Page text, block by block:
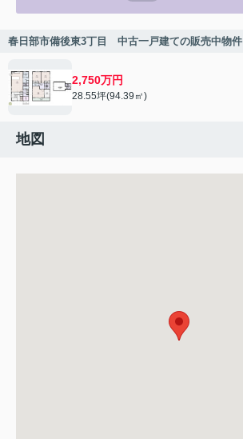
春日部市備後東3丁目 中古一戸建ての販売中物件
2,750万円
28.55坪(94.39㎡)
地図